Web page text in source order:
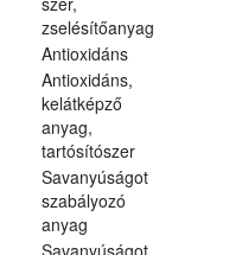
zselésítőanyag
Antioxidáns
Antioxidáns,
kelátképző
anyag,
tartósítószer
Savanyúságot
szabályozó
anyag
Savanyúságot